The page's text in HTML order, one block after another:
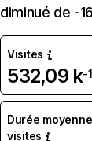
diminué de -
Visites
532,09 k-
Durée
visites